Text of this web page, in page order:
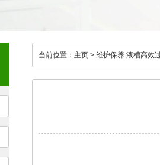
当前位置： 主页 > 维护保养 液槽高效